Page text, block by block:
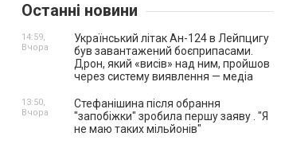
Останні новини
Український літак Ан-124 в Лейпцигу
був завантажений боєприпасами.
Дрон, який «висів» над ним, пройшов
через систему виявлення — медіа
14:59,
Вчора
Стефанішина після обрання
"запобіжки" зробила першу заяву . "Я
не маю таких мільйонів"
13:50,
Вчора